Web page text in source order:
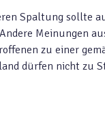
Spaltung sollte
Meinungen
zu einer
dürfen nicht zu